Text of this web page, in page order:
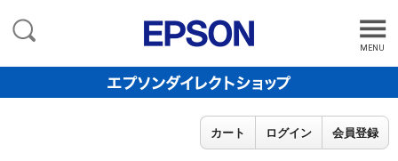
MENU
カート ログイン 会員登録